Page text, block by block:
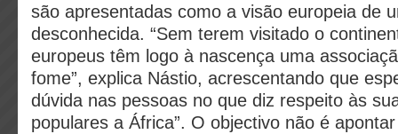
são apresentadas como a visão europeia de
desconhecida. “Sem terem visitado o
europeus têm logo à nascença uma
fome”, explica Nástio, acrescentando que
dúvida nas pessoas no que diz respeito às
populares a África”. O objectivo não é